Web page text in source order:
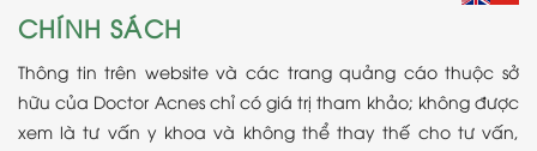
CHÍNH SÁCH
Thông tin trên website và các trang quảng cáo thuộc sở
hữu của Doctor Acnes chỉ có giá trị tham khảo; không được
xem là tư vấn y khoa và không thể thay thế cho tư vấn,